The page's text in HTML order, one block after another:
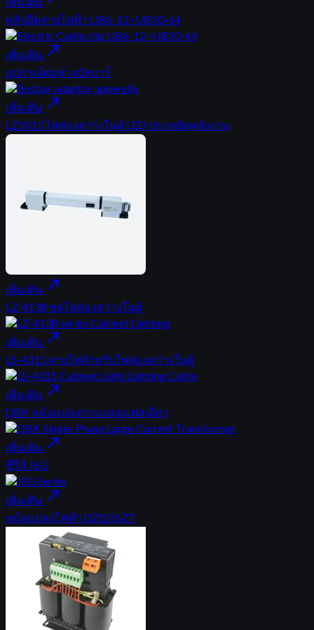
คลิปยึดสายไฟฟ้า UB6-12~UB50-64
เพิ่มเติม north_east
อุปกรณ์ต่อพ่วงบัสบาร์
เพิ่มเติม north_east
LZ5013 ไฟส่องสว่างในตู้ LED ประหยัดพลังงาน
เพิ่มเติม north_east
LZ-4138 ชุดไฟส่องสว่างในตู้
เพิ่มเติม north_east
LS-4315 สายไฟสำหรับไฟส่องสว่างในตู้
เพิ่มเติม north_east
DBK หม้อแปลงกระแสสูงเฟสเดียว
เพิ่มเติม north_east
ซีรีส์ JSG
เพิ่มเติม north_east
หม้อแปลงไฟฟ้า DZD/JSZT